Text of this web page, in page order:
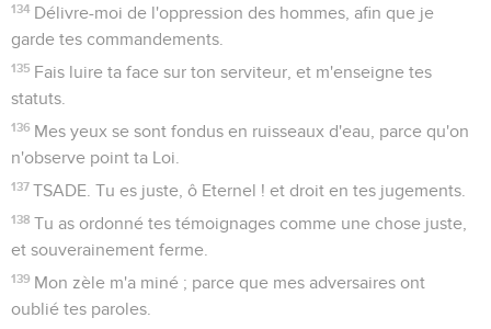
134 Délivre-moi de l'oppression des hommes, afin que je
garde tes commandements.
135 Fais luire ta face sur ton serviteur, et m'enseigne tes
statuts.
136 Mes yeux se sont fondus en ruisseaux d'eau, parce qu'on
n'observe point ta Loi.
137 TSADE. Tu es juste, ô Eternel ! et droit en tes jugements.
138 Tu as ordonné tes témoignages comme une chose juste,
et souverainement ferme.
139 Mon zèle m'a miné ; parce que mes adversaires ont
oublié tes paroles.